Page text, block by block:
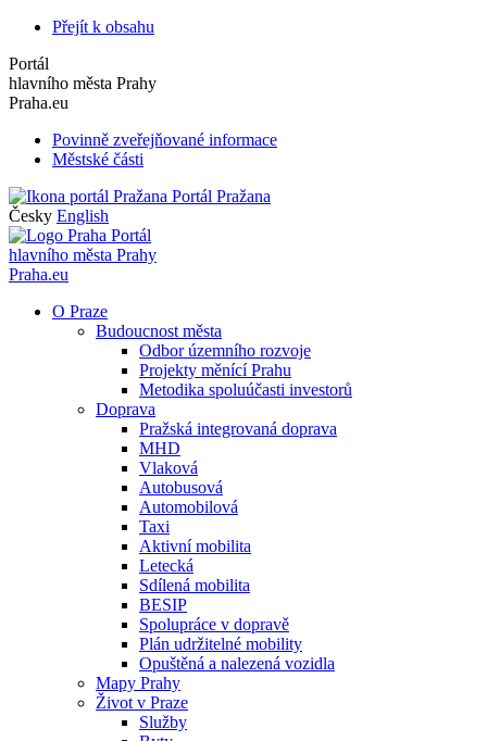
Přejít k obsahu
Portál
hlavního města Prahy
Praha.eu
Povinně zveřejňované informace
Městské části
Portál Pražana
Česky English
Portál
hlavního města Prahy
Praha.eu
O Praze
Budoucnost města
Odbor územního rozvoje
Projekty měnící Prahu
Metodika spoluúčasti investorů
Doprava
Pražská integrovaná doprava
MHD
Vlaková
Autobusová
Automobilová
Taxi
Aktivní mobilita
Letecká
Sdílená mobilita
BESIP
Spolupráce v dopravě
Plán udržitelné mobility
Opuštěná a nalezená vozidla
Mapy Prahy
Život v Praze
Služby